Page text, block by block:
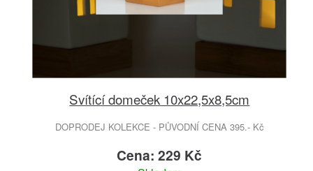
Svítící domeček 10x22,5x8,5cm
DOPRODEJ KOLEKCE - PŮVODNÍ CENA 395.- Kč
Cena: 229 Kč